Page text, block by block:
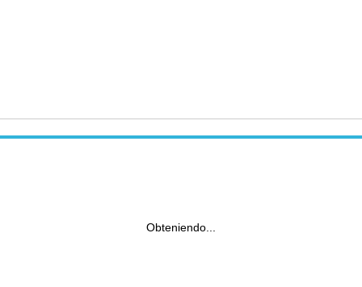
Obteniendo...